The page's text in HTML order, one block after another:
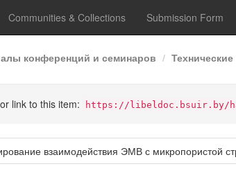
Communities & Collections Submission Form
конференций и семинаров
link to this item: https://libeldoc.bsuir.by/
взаимодействия ЭМВ с микропористой